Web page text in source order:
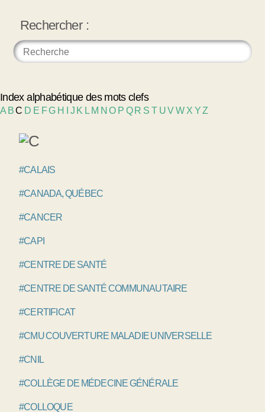
Rechercher :
Index alphabétique des mots clefs
A BC D E FG H J K L M NO P Q R S T UVW X YZ
#CALAIS
#CANADA, QUÉBEC
#CANCER
#CAPI
#CENTRE DE SANTÉ
#CENTRE DE SANTÉ COMMUNAUTAIRE
#CERTIFICAT
#CMU COUVERTURE MALADIE UNIVERSELLE
#CNIL
#COLLÈGE DE MÉDECINE GÉNÉRALE
#COLLOQUE